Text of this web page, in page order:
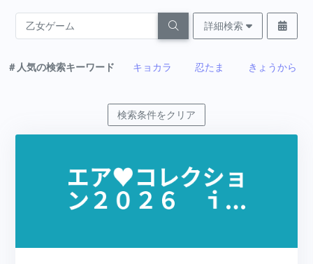
詳細検索
＃人気の検索キーワード キョカラ 忍たま きょうから
検索条件をクリア